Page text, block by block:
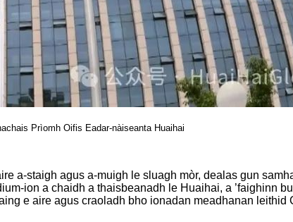
Prìomh Oifis Eadar-nàiseanta Huaihai
a-staigh agus a-muigh le sluagh mòr, dealas gun
ion a chaidh a thaisbeanadh le Huaihai, a ’faighinn
e aire agus craoladh bho ionadan meadhanan